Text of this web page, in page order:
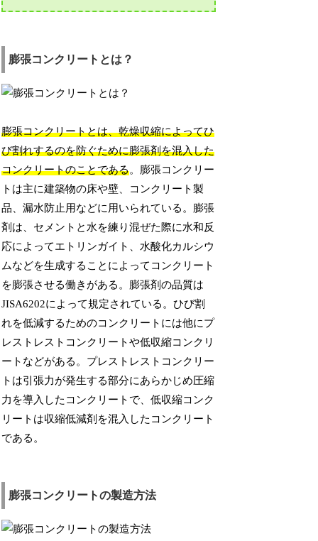
膨張コンクリートとは？
膨張コンクリートとは、乾燥収縮によってひ
び割れするのを防ぐために膨張剤を混入した
コンクリートのことである。膨張コンクリー
トは主に建築物の床や壁、コンクリート製
品、漏水防止用などに用いられている。膨張
剤は、セメントと水を練り混ぜた際に水和反
応によってエトリンガイト、水酸化カルシウ
ムなどを生成することによってコンクリート
を膨張させる働きがある。膨張剤の品質は
JISA6202によって規定されている。ひび割
れを低減するためのコンクリートには他にプ
レストレストコンクリートや低収縮コンクリ
ートなどがある。プレストレストコンクリー
トは引張力が発生する部分にあらかじめ圧縮
力を導入したコンクリートで、低収縮コンク
リートは収縮低減剤を混入したコンクリート
である。
膨張コンクリートの製造方法